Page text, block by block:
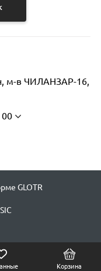
м-в ЧИЛАНЗАР-16,
00
GLOTR
Корзина